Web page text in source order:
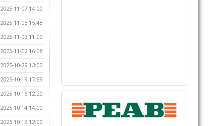
2025-11-07 14:00
2025-11-05 15:48
2025-11-03 11:00
2025-11-02 16:08
2025-10-29 13:00
2025-10-19 17:59
2025-10-16 12:20
2025-10-14 14:00
2025-10-13 12:00